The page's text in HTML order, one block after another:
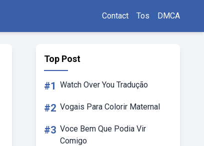
Contact Tos DMCA
Top Post
#1 Watch Over You Tradução
#2 Vogais Para Colorir Maternal
#3 Voce Bem Que Podia Vir
Comigo